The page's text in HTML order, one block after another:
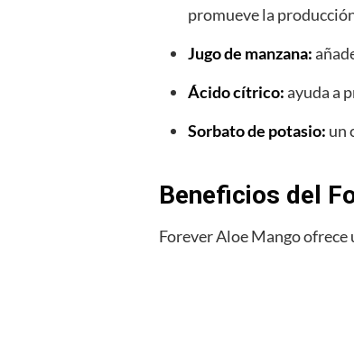
promueve la
Jugo de manzana:
Ácido cítrico:ayuda a
Sorbato de potasio: un
Beneficios del
Forever Aloe Mango ofrece